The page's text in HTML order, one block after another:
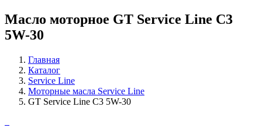
Масло моторное GT Service Line C3
5W-30
Главная
Каталог
Service Line
Моторные масла Service Line
GT Service Line C3 5W-30